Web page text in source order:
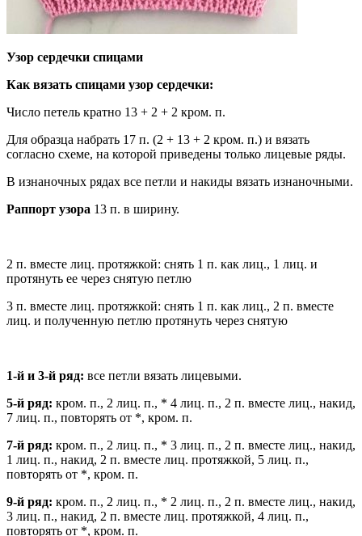
Узор сердечки спицами
Как вязать спицами узор сердечки:
Число петель кратно 13 + 2 + 2 кром. п.
Для образца набрать 17 п. (2 + 13 + 2 кром. п.) и вязать
согласно схеме, на которой приведены только лицевые ряды.
В изнаночных рядах все петли и накиды вязать изнаночными.
Раппорт узора 13 п. в ширину.
2 п. вместе лиц. протяжкой: снять 1 п. как лиц., 1 лиц. и
протянуть ее через снятую петлю
3 п. вместе лиц. протяжкой: снять 1 п. как лиц., 2 п. вместе
лиц. и полученную петлю протянуть через снятую
1-й и 3-й ряд: все петли вязать лицевыми.
5-й ряд: кром. п., 2 лиц. п., * 4 лиц. п., 2 п. вместе лиц., накид,
7 лиц. п., повторять от *, кром. п.
7-й ряд: кром. п., 2 лиц. п., * 3 лиц. п., 2 п. вместе лиц., накид,
1 лиц. п., накид, 2 п. вместе лиц. протяжкой, 5 лиц. п.,
повторять от *, кром. п.
9-й ряд: кром. п., 2 лиц. п., * 2 лиц. п., 2 п. вместе лиц., накид,
3 лиц. п., накид, 2 п. вместе лиц. протяжкой, 4 лиц. п.,
повторять от *, кром. п.